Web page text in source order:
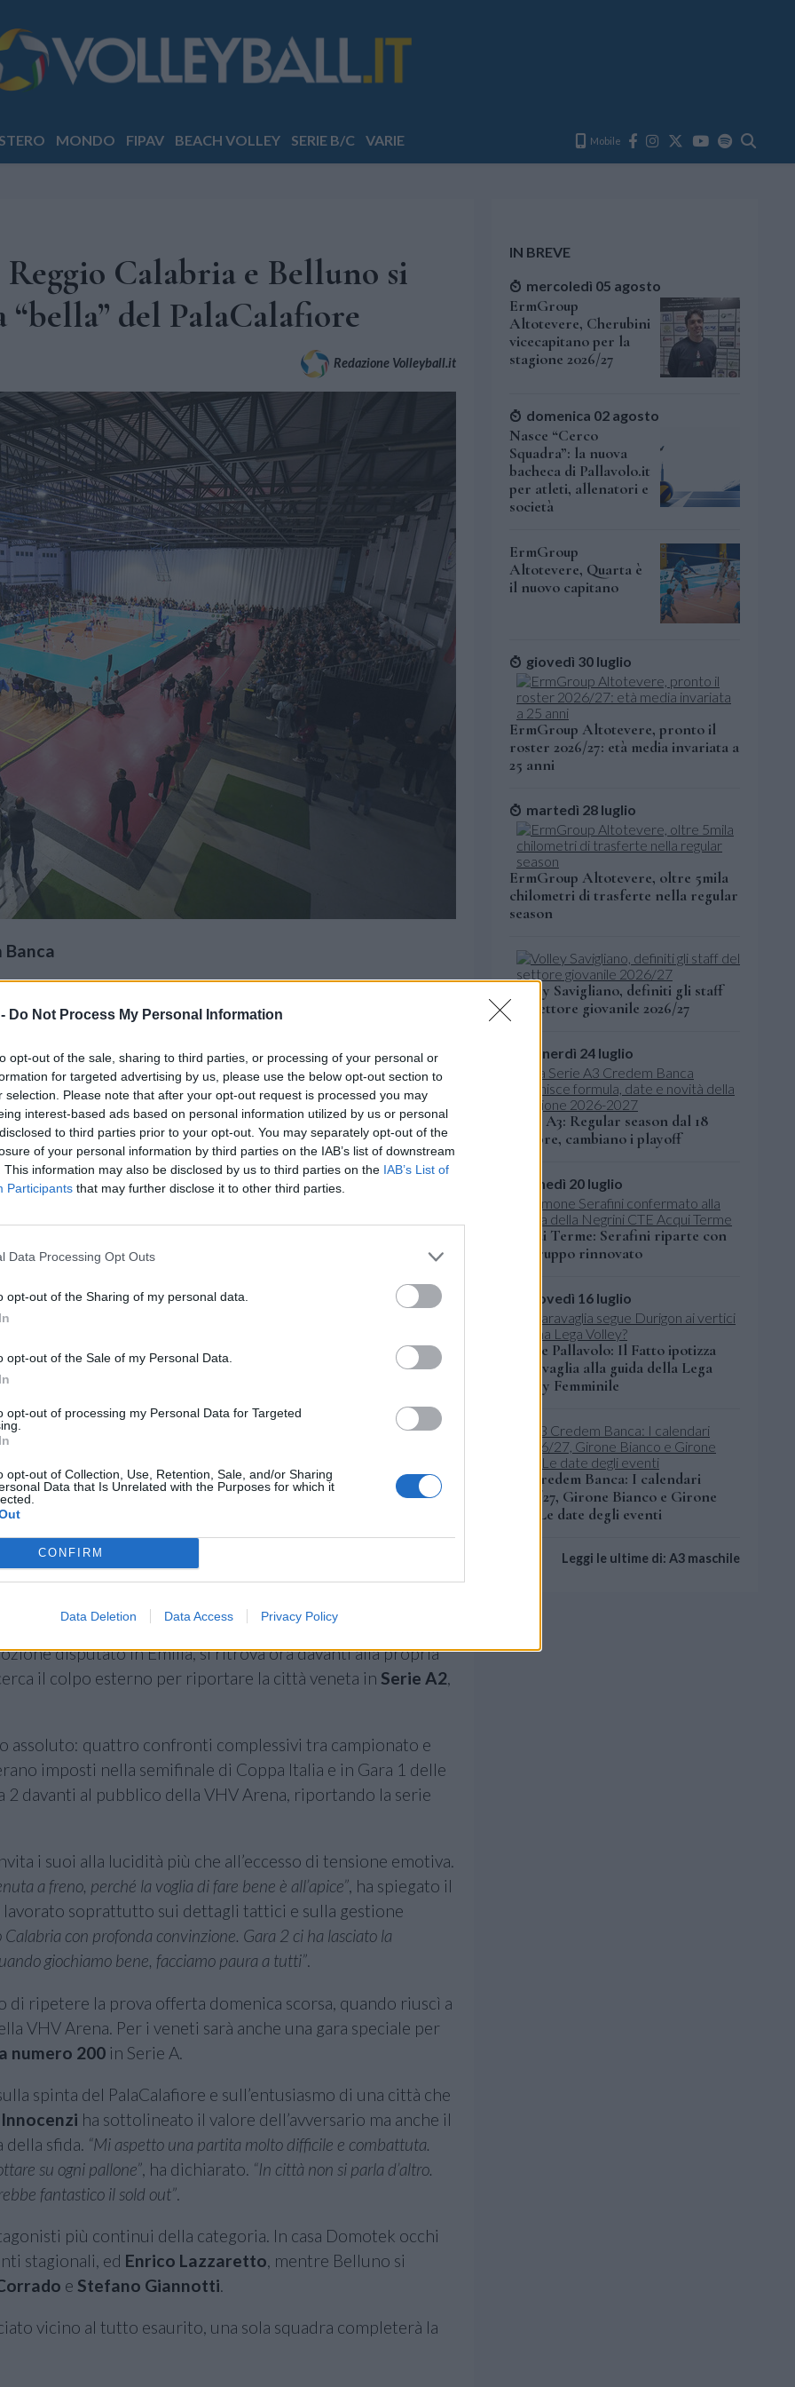
Do Not Process My Personal Information
opt-out of the sale, sharing to third parties, or processing of your personal or
for targeted advertising by us, please use the below opt-out section to
selection. Please note that after your opt-out request is processed you may
interest-based ads based on personal information utilized by us or personal
to third parties prior to your opt-out. You may separately opt-out of the
of your personal information by third parties on the IAB’s list of downstream
This information may also be disclosed by us to third parties on the IAB’s List of
Participants that may further disclose it to other third parties.
Data Processing Opt Outs
opt-out of the Sharing of my personal data.
opt-out of the Sale of my Personal Data.
opt-out of processing my Personal Data for Targeted
opt-out of Collection, Use, Retention, Sale, and/or Sharing
Data that Is Unrelated with the Purposes for which it
CONFIRM
Data Deletion Data Access Privacy Policy
MONDO FIPAV BEACH VOLLEY SERIE B/C VARIE Mobile
Calabria e Belluno si
del PalaCalafiore
Redazione Volleyball.it
Banca
Banca
in situazione di1-1.
di Serie A3 Credem Banca. Questa sera alle ore 19 il
si sfideranno al PalaCalafiore nella decisiva Gara 3 della finale
dalla squadra di casa, si arriva così alla sfida senza
2025/26. Reggio Calabria, dopo aver visto sfumare il primo
disputato in Emilia, si ritrova ora davanti alla propria
il colpo esterno per riportare la città veneta in Serie A2,
assoluto: quattro confronti complessivi tra campionato e
imposti nella semifinale di Coppa Italia e in Gara 1 delle
davanti al pubblico della VHV Arena, riportando la serie
i suoi alla lucidità più che all’eccesso di tensione emotiva.
a freno, perché la voglia di fare bene è all’apice”, ha spiegato il
soprattutto sui dettagli tattici e sulla gestione
Calabria con profonda convinzione. Gara 2 ci ha lasciato la
giochiamo bene, facciamo paura a tutti”.
di ripetere la prova offerta domenica scorsa, quando riuscì a
VHV Arena. Per i veneti sarà anche una gara speciale per
numero 200 in Serie A.
spinta del PalaCalafiore e sull’entusiasmo di una città che
ha sottolineato il valore dell’avversario ma anche il
della sfida. “Mi aspetto una partita molto difficile e combattuta.
su ogni pallone”, ha dichiarato. “In città non si parla d’altro.
fantastico il sold out”.
più continui della categoria. In casa Domotek occhi
stagionali, ed Enrico Lazzaretto, mentre Belluno si
e Stefano Giannotti.
vicino al tutto esaurito, una sola squadra completerà la
IN BREVE
mercoledì 05 agosto
ErmGroup
Altotevere, Cherubini
vicecapitano per la
stagione 2026/27
domenica 02 agosto
Nasce “Cerco
Squadra”: la nuova
bacheca di Pallavolo.it
per atleti, allenatori e
società
ErmGroup
Altotevere, Quarta è
il nuovo capitano
giovedì 30 luglio
ErmGroup Altotevere, pronto il
roster 2026/27: età media invariata a
25 anni
martedì 28 luglio
ErmGroup Altotevere, oltre 5mila
chilometri di trasferte nella regular
season
Volley Savigliano, definiti gli staff
del settore giovanile 2026/27
venerdì 24 luglio
Serie A3: Regular season dal 18
ottobre, cambiano i playoff
lunedì 20 luglio
Acqui Terme: Serafini riparte con
un gruppo rinnovato
giovedì 16 luglio
Leghe Pallavolo: Il Fatto ipotizza
Garavaglia alla guida della Lega
Volley Femminile
A3 Credem Banca: I calendari
2026/27, Girone Bianco e Girone
Blu. Le date degli eventi
Leggi le ultime di: A3 maschile